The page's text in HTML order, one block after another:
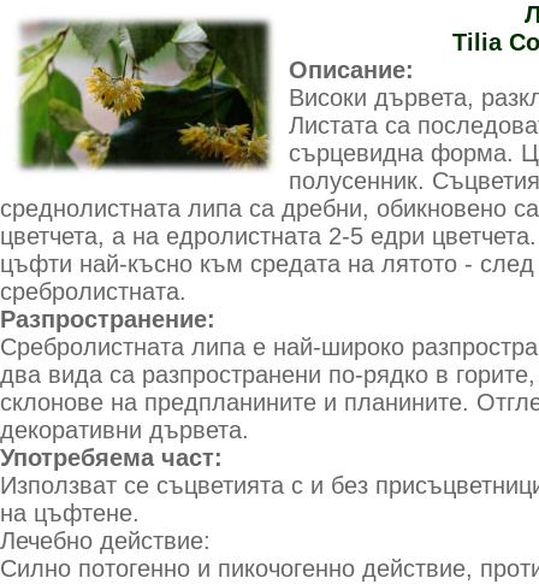
Tilia
Описание:
Високи дървета,
Листата са
сърцевидна форма.
полусенник.
среднолистната липа са дребни, обикновено
цветчета, а на едролистната 2-5 едри
цъфти най-късно към средата на лятото -
сребролистната.
Разпространение:
Сребролистната липа е най-широко
два вида са разпространени по-рядко в
склонове на предпланините и планините.
декоративни дървета.
Употребяема част:
Използват се съцветията с и без
на цъфтене.
Лечебно действие:
Силно потогенно и пикочогенно действие,